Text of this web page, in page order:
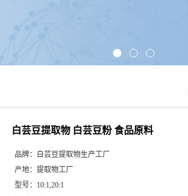
白芸豆提取物 白芸豆粉 食品原料
品牌：
白芸豆提取物生产工厂
产地： 提取物工厂
型号： 10:1,20:1